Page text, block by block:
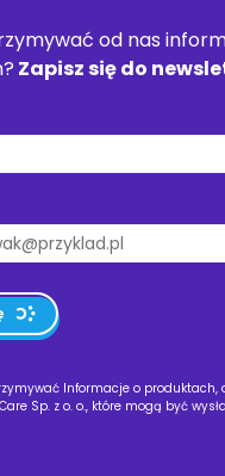
od nas
Zapisz się do
Informacje o produktach,
Sp. z o. o., które mogą być